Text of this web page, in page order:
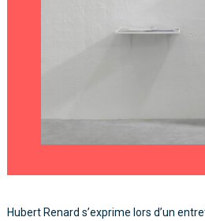
Hubert Renard s’exprime lors d’un